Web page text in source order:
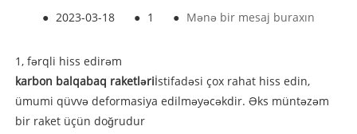
● 2023-03-18 ● 1 ● Mənə bir mesaj buraxın
1, fərqli hiss edirəm
karbon balqabaq raketləriİstifadəsi çox rahat hiss edin,
ümumi qüvvə deformasiya edilməyəcəkdir. Əks müntəzəm
bir raket üçün doğrudur